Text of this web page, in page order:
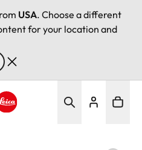
USA. Choose a different
for your location and